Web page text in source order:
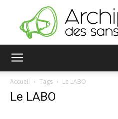
Accueil Tags Le LABO
Le LABO